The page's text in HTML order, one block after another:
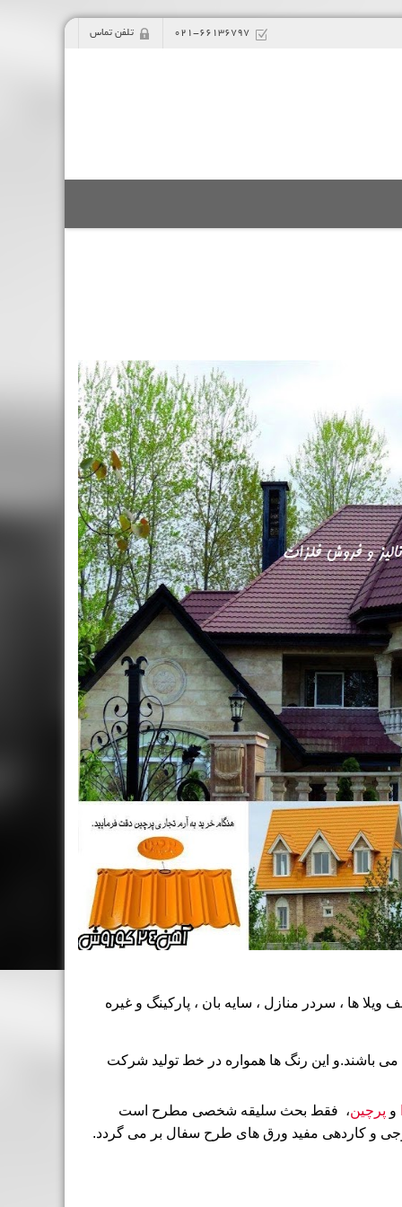
021-66136797 تلفن تماس
ها ، سردر منازل ، سایه بان ، پارکینگ و غیره
قابل سفارش می باشند.و این رنگ ها همواره در خط تولید شرکت
و پرچین، فقط بحث سلیقه شخصی مطرح است
و کاردهی مفید ورق های طرح سفال بر می گردد.